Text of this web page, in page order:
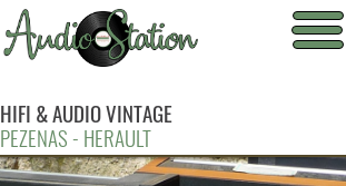
HIFI & AUDIO VINTAGE
PEZENAS - HERAULT